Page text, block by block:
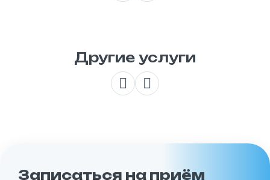
Другие услуги
Записаться на приём